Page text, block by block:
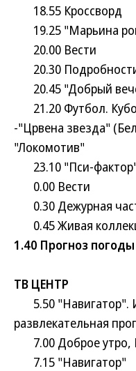
18.55 Кроссворд
19.25 "Марьина
20.00 Вести
20.30
20.45 "Добрый
21.20 Футбол.
-"Црвена звезда"
"Локомотив"
23.10 "Пси-
0.00 Вести
0.30 Дежурная
0.45 Живая
1.40 Прогноз погоды
ТВ ЦЕНТР
5.50 "Навигатор".
развлекательная
7.00 Доброе утро,
7.15 "Навигатор"